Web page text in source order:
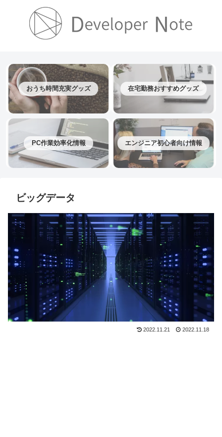
おうち時間充実グッズ 在宅勤務おすすめグッズ
PC作業効率化情報 エンジニア初心者向け情報
ビッグデータ
2022.11.21 2022.11.18